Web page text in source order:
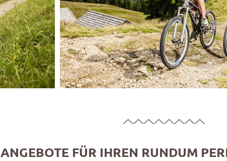
ANGEBOTE FÜR IHREN RUNDUM